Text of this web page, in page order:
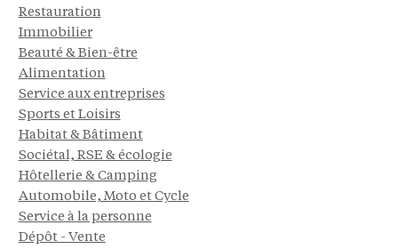
Restauration
Immobilier
Beauté & Bien-être
Alimentation
Service aux entreprises
Sports et Loisirs
Habitat & Bâtiment
Sociétal, RSE & écologie
Hôtellerie & Camping
Automobile, Moto et Cycle
Service à la personne
Dépôt - Vente